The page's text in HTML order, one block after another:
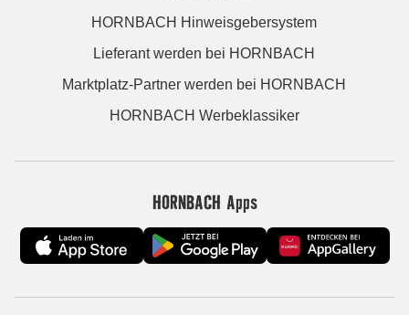
HORNBACH Hinweisgebersystem
Lieferant werden bei HORNBACH
Marktplatz-Partner werden bei HORNBACH
HORNBACH Werbeklassiker
HORNBACH Apps